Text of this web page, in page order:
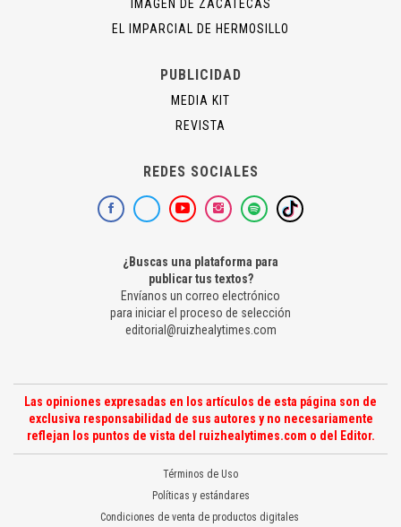
IMAGEN DE ZACATECAS
EL IMPARCIAL DE HERMOSILLO
PUBLICIDAD
MEDIA KIT
REVISTA
REDES SOCIALES
¿Buscas una plataforma para
publicar tus textos?
Envíanos un correo electrónico
para iniciar el proceso de selección
editorial@ruizhealytimes.com
Las opiniones expresadas en los artículos de esta página son de
exclusiva responsabilidad de sus autores y no necesariamente
reflejan los puntos de vista del ruizhealytimes.com o del Editor.
Términos de Uso
Políticas y estándares
Condiciones de venta de productos digitales